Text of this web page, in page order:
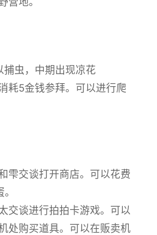
捕虫，中期出现凉花
耗5金钱参拜。可以进行爬
雫交谈打开商店。可以花费
交谈进行拍拍卡游戏。可以
处购买道具。可以在贩卖机